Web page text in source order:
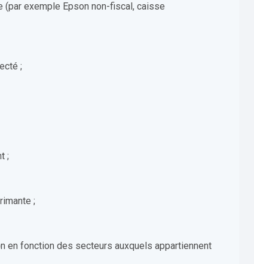
exemple Epson non-fiscal, caisse
;
;
;
en fonction des secteurs auxquels appartiennent